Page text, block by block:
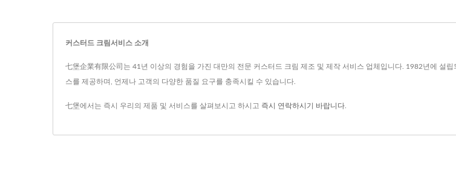
커스터드 크림서비스 소개
七堡企業有限公司는 41년 이상의 경험을 가진 대만의 전문 커스터드 크림 제조 및 제작 서비스 업체입니다. 1982년에 설
스를 제공하며, 언제나 고객의 다양한 품질 요구를 충족시킬 수 있습니다.
七堡에서는 즉시 우리의 제품 및 서비스를 살펴보시고 하시고 즉시 연락하시기 바랍니다